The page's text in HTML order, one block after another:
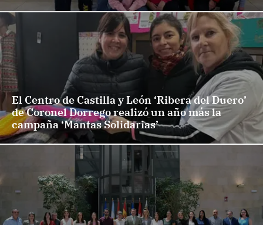
El Centro de Castilla y León ‘Ribera del Duero’
de Coronel Dorrego realizó un año más la
campaña ‘Mantas Solidarias’